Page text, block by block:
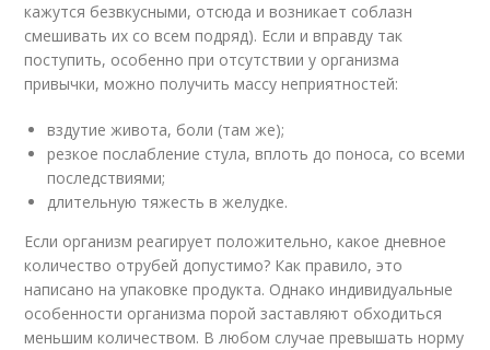
кажутся безвкусными, отсюда и возникает соблазн
смешивать их со всем подряд). Если и вправду так
поступить, особенно при отсутствии у организма
привычки, можно получить массу неприятностей:
вздутие живота, боли (там же);
резкое послабление стула, вплоть до поноса, со всеми
последствиями;
длительную тяжесть в желудке.
Если организм реагирует положительно, какое дневное
количество отрубей допустимо? Как правило, это
написано на упаковке продукта. Однако индивидуальные
особенности организма порой заставляют обходиться
меньшим количеством. В любом случае превышать норму